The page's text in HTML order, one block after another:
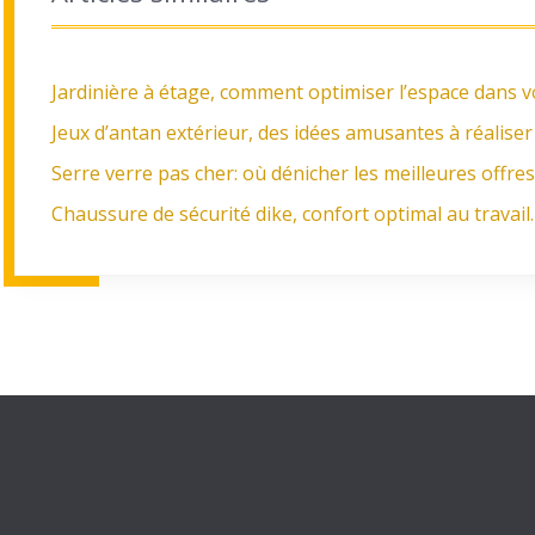
Jardinière à étage, comment optimiser l’espace dans
Jeux d’antan extérieur, des idées amusantes à réaliser
Serre verre pas cher: où dénicher les meilleures offres
Chaussure de sécurité dike, confort optimal au travail.